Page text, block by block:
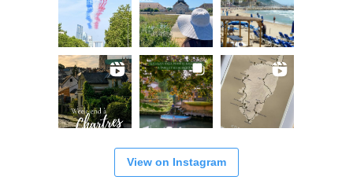
View on Instagram